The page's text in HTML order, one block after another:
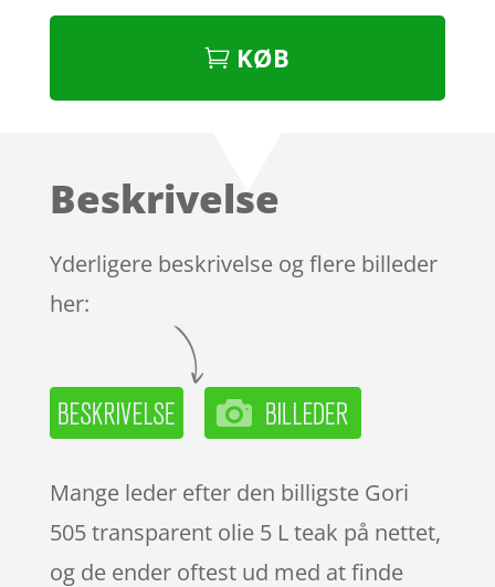
KØB
Beskrivelse
Yderligere beskrivelse og flere billeder
her:
Mange leder efter den billigste Gori
505 transparent olie 5 L teak på nettet,
og de ender oftest ud med at finde